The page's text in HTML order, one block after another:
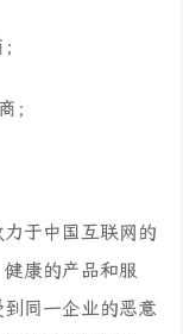
；
于中国互联网的
康的产品和服
同一企业的恶意